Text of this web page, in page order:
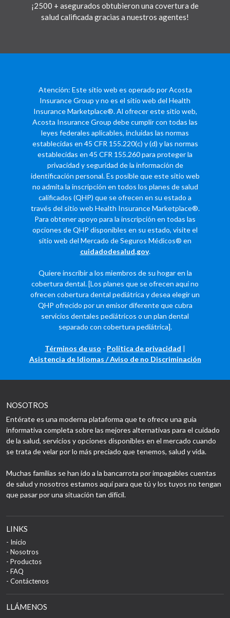
¡2500 + asegurados obtubieron una covertura de
salud calificada gracias a nuestros agentes!
Atención: Este sitio web es operado por Acosta
Insurance Group y no es el sitio web del Health
Insurance Marketplace®. Al ofrecer este sitio web,
Acosta Insurance Group debe cumplir con todas las
leyes federales aplicables, incluidas las normas
establecidas en 45 CFR 155.220(c) y (d) y las normas
establecidas en 45 CFR 155.260 para proteger la
privacidad y seguridad de la información de
identificación personal. Es posible que este sitio web
no admita la inscripción en todos los planes de salud
calificados (QHP) que se ofrecen en su estado a
través del sitio web Health Insurance Marketplace®.
Para obtener apoyo para la inscripción en todas las
opciones de QHP disponibles en su estado, visite el
sitio web del Mercado de Seguros Médicos® en
cuidadodesalud.gov.
Quiere inscribir a los miembros de su hogar en la
cobertura dental. [Los planes que se ofrecen aquí no
ofrecen cobertura dental pediátrica y desea elegir un
QHP ofrecido por un emisor diferente que cubra
servicios dentales pediátricos o un plan dental
separado con cobertura pediátrica].
Términos de uso - Política de privacidad |
Asistencia de Idiomas / Aviso de no Discriminación
NOSOTROS
Entérate es una moderna plataforma que te ofrece una guía
informativa completa sobre las mejores alternativas para el cuidado
de la salud, servicios y opciones disponibles en el mercado cuando
se trata de velar por lo más preciado que tenemos, salud y vida.
Muchas familias se han ido a la bancarrota por impagables cuentas
de salud y nosotros estamos aquí para que tú y los tuyos no tengan
que pasar por una situación tan difícil.
LINKS
- Inicio
- Nosotros
- Productos
- FAQ
- Contáctenos
LLÁMENOS